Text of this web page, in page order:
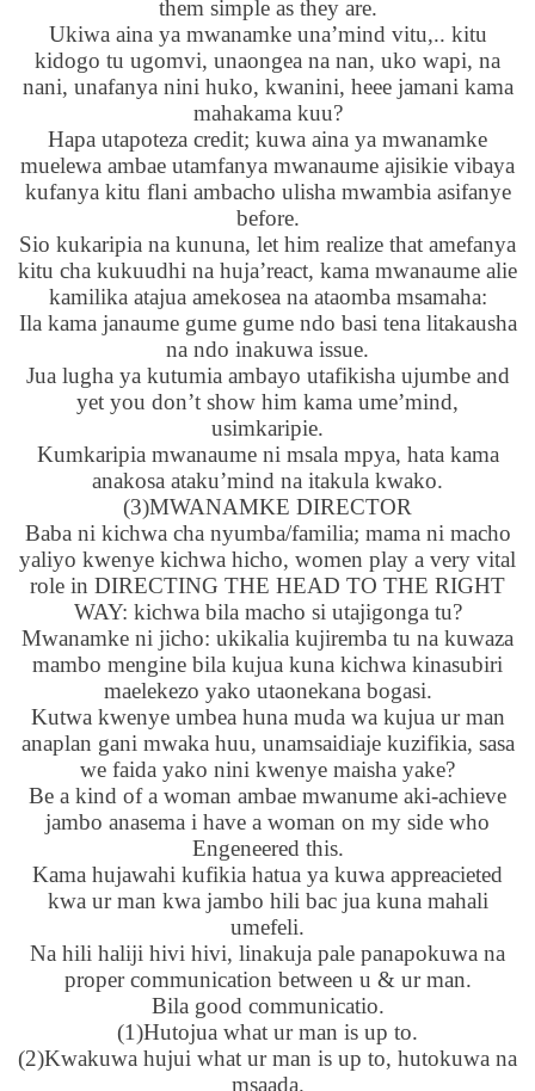
them simple as they are.
Ukiwa aina ya mwanamke una’mind vitu,.. kitu
kidogo tu ugomvi, unaongea na nan, uko wapi, na
nani, unafanya nini huko, kwanini, heee jamani kama
mahakama kuu?
Hapa utapoteza credit; kuwa aina ya mwanamke
muelewa ambae utamfanya mwanaume ajisikie vibaya
kufanya kitu flani ambacho ulisha mwambia asifanye
before.
Sio kukaripia na kununa, let him realize that amefanya
kitu cha kukuudhi na huja’react, kama mwanaume alie
kamilika atajua amekosea na ataomba msamaha:
Ila kama janaume gume gume ndo basi tena litakausha
na ndo inakuwa issue.
Jua lugha ya kutumia ambayo utafikisha ujumbe and
yet you don’t show him kama ume’mind,
usimkaripie.
Kumkaripia mwanaume ni msala mpya, hata kama
anakosa ataku’mind na itakula kwako.
(3)MWANAMKE DIRECTOR
Baba ni kichwa cha nyumba/familia; mama ni macho
yaliyo kwenye kichwa hicho, women play a very vital
role in DIRECTING THE HEAD TO THE RIGHT
WAY: kichwa bila macho si utajigonga tu?
Mwanamke ni jicho: ukikalia kujiremba tu na kuwaza
mambo mengine bila kujua kuna kichwa kinasubiri
maelekezo yako utaonekana bogasi.
Kutwa kwenye umbea huna muda wa kujua ur man
anaplan gani mwaka huu, unamsaidiaje kuzifikia, sasa
we faida yako nini kwenye maisha yake?
Be a kind of a woman ambae mwanume aki-achieve
jambo anasema i have a woman on my side who
Engeneered this.
Kama hujawahi kufikia hatua ya kuwa appreacieted
kwa ur man kwa jambo hili bac jua kuna mahali
umefeli.
Na hili haliji hivi hivi, linakuja pale panapokuwa na
proper communication between u & ur man.
Bila good communicatio.
(1)Hutojua what ur man is up to.
(2)Kwakuwa hujui what ur man is up to, hutokuwa na
msaada.